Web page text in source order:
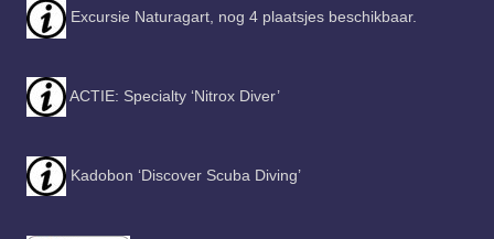
Excursie Naturagart, nog 4 plaatsjes beschikbaar.
ACTIE: Specialty ‘Nitrox Diver’
Kadobon ‘Discover Scuba Diving’